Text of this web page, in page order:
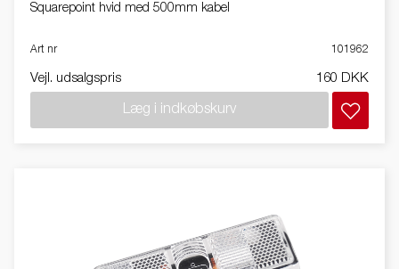
Squarepoint hvid med 500mm kabel
Art nr 101962
Vejl. udsalgspris 160 DKK
Læg i indkøbskurv